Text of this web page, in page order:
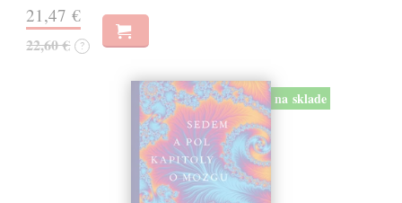
21,47 €
22,60 € ?
na sklade